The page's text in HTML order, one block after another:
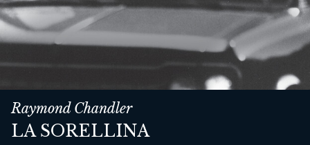
Raymond Chandler
LA SORELLINA